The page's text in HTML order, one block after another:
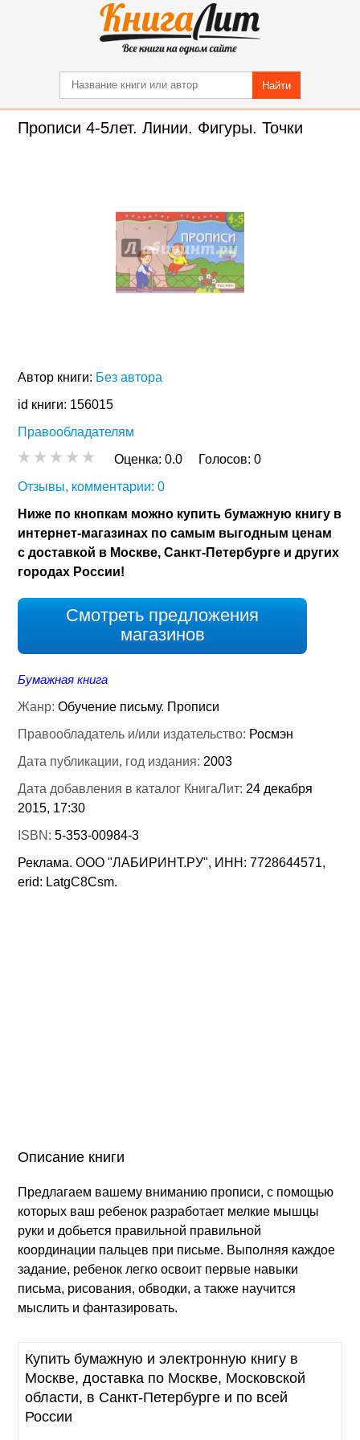
Найти
Прописи 4-5лет. Линии. Фигуры. Точки
Автор книги: Без автора
id книги: 156015
Правообладателям
Оценка:0.0 Голосов:0
Отзывы, комментарии: 0
Ниже по кнопкам можно купить бумажную книгу в
интернет-магазинах по самым выгодным ценам
с доставкой в Москве, Санкт-Петербурге и других
городах России!
Смотреть предложения
магазинов
Бумажная книга
Жанр:Обучение письму. Прописи
Правообладатель и/или издательство: Росмэн
Дата публикации, год издания: 2003
Дата добавления в каталог КнигаЛит: 24 декабря
2015, 17:30
ISBN:5-353-00984-3
Реклама. ООО "ЛАБИРИНТ.РУ", ИНН: 7728644571,
erid: LatgC8Csm.
Описание книги
Предлагаем вашему вниманию прописи, с помощью
которых ваш ребенок разработает мелкие мышцы
руки и добьется правильной правильной
координации пальцев при письме. Выполняя каждое
задание, ребенок легко освоит первые навыки
письма, рисования, обводки, а также научится
мыслить и фантазировать.
Купить бумажную и электронную книгу в
Москве, доставка по Москве, Московской
области, в Санкт-Петербурге и по всей
России